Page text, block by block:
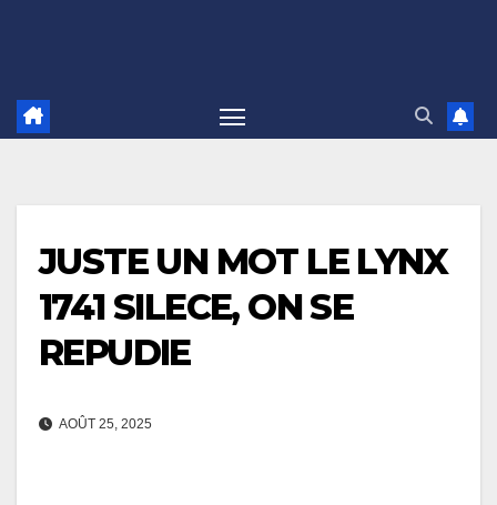
JUSTE UN MOT LE LYNX
1741 SILECE, ON SE
REPUDIE
AOÛT 25, 2025